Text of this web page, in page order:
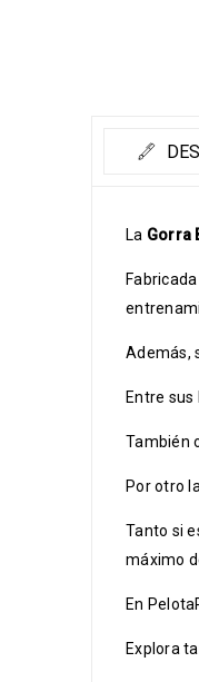
La Gorra
Además,
Entre
También
Por otro
Tanto si
máximo
En
Explora